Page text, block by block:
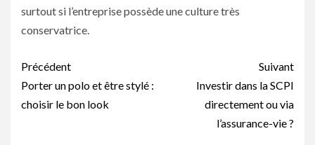
surtout si l’entreprise possède une culture très
conservatrice.
Navigation
d’article
Précédent
Porter un polo et être stylé :
choisir le bon look
Suivant
Investir dans la SCPI
directement ou via
l’assurance-vie ?